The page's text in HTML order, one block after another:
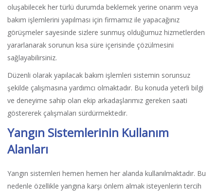
oluşabilecek her türlü durumda beklemek yerine onarım veya
bakım işlemlerini yapılması için firmamız ile yapacağınız
görüşmeler sayesinde sizlere sunmuş olduğumuz hizmetlerden
yararlanarak sorunun kısa süre içerisinde çözülmesini
sağlayabilirsiniz.
Düzenli olarak yapılacak bakım işlemleri sistemin sorunsuz
şekilde çalışmasına yardımcı olmaktadır. Bu konuda yeterli bilgi
ve deneyime sahip olan ekip arkadaşlarımız gereken saati
göstererek çalışmaları sürdürmektedir.
Yangın Sistemlerinin Kullanım
Alanları
Yangın sistemleri hemen hemen her alanda kullanılmaktadır. Bu
nedenle özellikle yangına karşı önlem almak isteyenlerin tercih